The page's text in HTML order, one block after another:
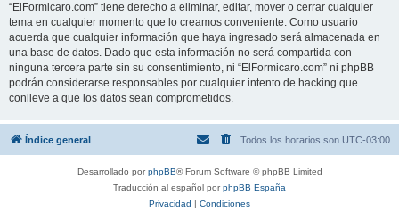
“ElFormicaro.com” tiene derecho a eliminar, editar, mover o cerrar cualquier
tema en cualquier momento que lo creamos conveniente. Como usuario
acuerda que cualquier información que haya ingresado será almacenada en
una base de datos. Dado que esta información no será compartida con
ninguna tercera parte sin su consentimiento, ni “ElFormicaro.com” ni phpBB
podrán considerarse responsables por cualquier intento de hacking que
conlleve a que los datos sean comprometidos.
Índice general Todos los horarios son UTC-03:00
Desarrollado porphpBB® Forum Software © phpBB Limited
Traducción al español porphpBB España
Privacidad | Condiciones